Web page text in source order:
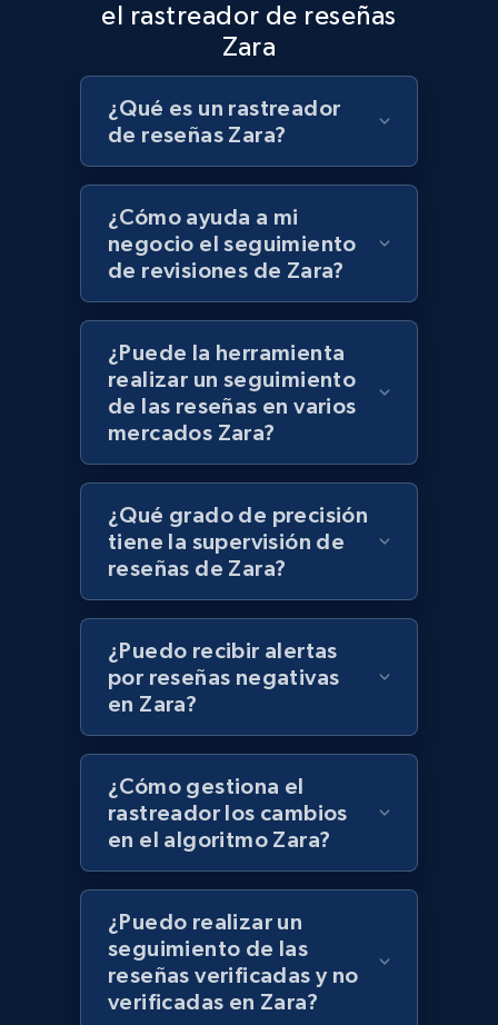
Best Buy products
URL, Product id, Title, Images, Final price,
Currency, Discount, Initial price, and more.
1.1K+ Comenzar ahora
products using specified keywords
URL, Product id, Title, Images, Final price,
Currency, Discount, Initial price, and more.
1.1K+ 149+ Comenzar ahora
Lowes.com
URL, Domain, Marketplace pn, Sku, Other pn,
Model number, Gtin ean pn, Product name, and
991+ 162+
Lowes.com - Gather data on products using
specified keywords
URL, Domain, Marketplace pn, Sku, Other pn,
Model number, Gtin ean pn, Product name, and
162+ Comenzar ahora
el rastreador de reseñas
Zara
¿Qué es un rastreador
de reseñas Zara?
¿Cómo ayuda a mi
negocio el seguimiento
de revisiones de Zara?
¿Puede la herramienta
realizar un seguimiento
de las reseñas en varios
mercados Zara?
¿Qué grado de precisión
tiene la supervisión de
reseñas de Zara?
¿Puedo recibir alertas
por reseñas negativas
en Zara?
¿Cómo gestiona el
rastreador los cambios
en el algoritmo Zara?
¿Puedo realizar un
seguimiento de las
reseñas verificadas y no
verificadas en Zara?